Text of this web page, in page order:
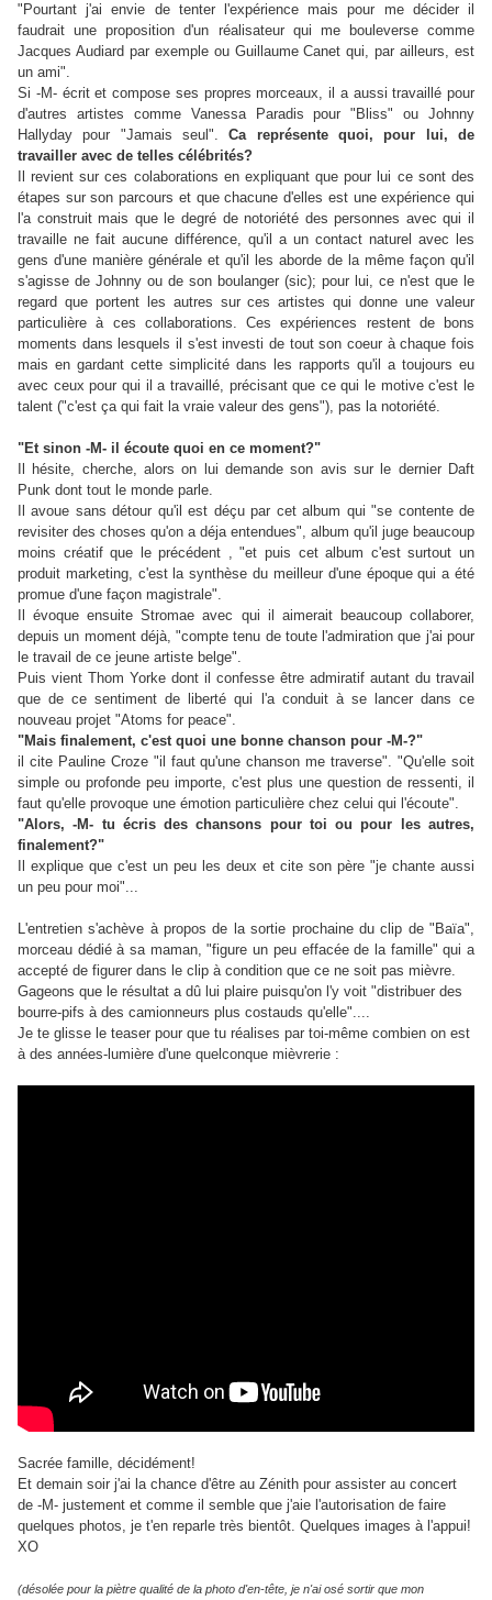
"Pourtant j'ai envie de tenter l'expérience mais pour me décider il
faudrait une proposition d'un réalisateur qui me bouleverse comme
Jacques Audiard par exemple ou Guillaume Canet qui, par ailleurs, est
un ami".
Si -M- écrit et compose ses propres morceaux, il a aussi travaillé pour
d'autres artistes comme Vanessa Paradis pour "Bliss" ou Johnny
Hallyday pour "Jamais seul".Ca représente quoi, pour lui, de
travailler avec de telles célébrités?
Il revient sur ces colaborations en expliquant que pour lui ce sont des
étapes sur son parcours et que chacune d'elles est une expérience qui
l'a construit mais que le degré de notoriété des personnes avec qui il
travaille ne fait aucune différence, qu'il a un contact naturel avec les
gens d'une manière générale et qu'il les aborde de la même façon qu'il
s'agisse de Johnny ou de son boulanger (sic); pour lui, ce n'est que le
regard que portent les autres sur ces artistes qui donne une valeur
particulière à ces collaborations. Ces expériences restent de bons
moments dans lesquels il s'est investi de tout son coeur à chaque fois
mais en gardant cette simplicité dans les rapports qu'il a toujours eu
avec ceux pour qui il a travaillé, précisant que ce qui le motive c'est le
talent ("c'est ça qui fait la vraie valeur des gens"), pas la notoriété.
"Et sinon -M- il écoute quoi en ce moment?"
Il hésite, cherche, alors on lui demande son avis sur le dernier Daft
Punk dont tout le monde parle.
Il avoue sans détour qu'il est déçu par cet album qui "se contente de
revisiter des choses qu'on a déja entendues", album qu'il juge beaucoup
moins créatif que le précédent , "et puis cet album c'est surtout un
produit marketing, c'est la synthèse du meilleur d'une époque qui a été
promue d'une façon magistrale".
Il évoque ensuite Stromae avec qui il aimerait beaucoup collaborer,
depuis un moment déjà, "compte tenu de toute l'admiration que j'ai pour
le travail de ce jeune artiste belge".
Puis vient Thom Yorke dont il confesse être admiratif autant du travail
que de ce sentiment de liberté qui l'a conduit à se lancer dans ce
nouveau projet "Atoms for peace".
"Mais finalement, c'est quoi une bonne chanson pour -M-?"
il cite Pauline Croze "il faut qu'une chanson me traverse". "Qu'elle soit
simple ou profonde peu importe, c'est plus une question de ressenti, il
faut qu'elle provoque une émotion particulière chez celui qui l'écoute".
"Alors, -M- tu écris des chansons pour toi ou pour les autres,
finalement?"
Il explique que c'est un peu les deux et cite son père "je chante aussi
un peu pour moi"...
L'entretien s'achève à propos de la sortie prochaine du clip de "Baïa",
morceau dédié à sa maman, "figure un peu effacée de la famille" qui a
accepté de figurer dans le clip à condition que ce ne soit pas mièvre.
Gageons que le résultat a dû lui plaire puisqu'on l'y voit "distribuer des
bourre-pifs à des camionneurs plus costauds qu'elle"....
Je te glisse le teaser pour que tu réalises par toi-même combien on est
à des années-lumière d'une quelconque mièvrerie :
Sacrée famille, décidément!
Et demain soir j'ai la chance d'être au Zénith pour assister au concert
de -M- justement et comme il semble que j'aie l'autorisation de faire
quelques photos, je t'en reparle très bientôt. Quelques images à l'appui!
XO
(désolée pour la piètre qualité de la photo d'en-tête, je n'ai osé sortir que mon